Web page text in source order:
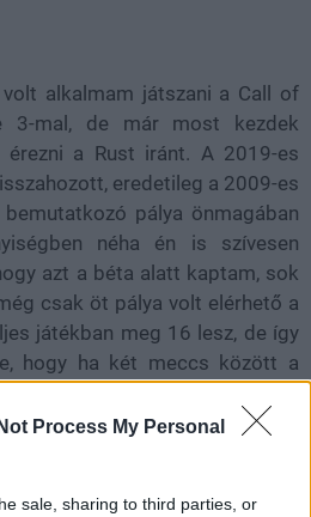
Process My Personal
sale, sharing to third parties, or
alkalmam játszani a Call of
3-mal, de már most kezdek
a Rust iránt. A 2019-es
eredetileg a 2009-es
pálya önmagában
néha én is szívesen
azt a béta alatt kaptam, sok
csak öt pálya volt elérhető a
játékban meg 16 lesz, de így
hogy ha két meccs között a
erre fog szavazni. Legalább
annak látszata megvan,